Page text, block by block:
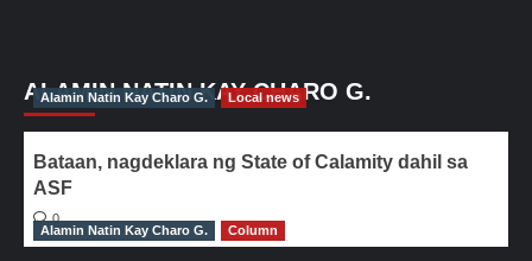
ALAMIN NATIN KAY CHARO G.
Alamin Natin Kay Charo G. Local news
Bataan, nagdeklara ng State of Calamity dahil sa
ASF
0
Alamin Natin Kay Charo G.
Column